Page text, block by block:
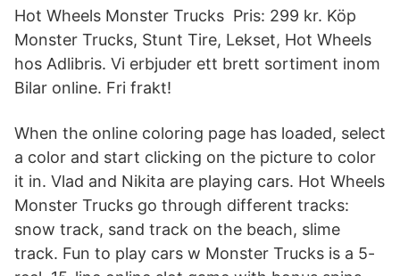
Hot Wheels Monster Trucks Pris: 299 kr. Köp
Monster Trucks, Stunt Tire, Lekset, Hot Wheels
hos Adlibris. Vi erbjuder ett brett sortiment inom
Bilar online. Fri frakt!
When the online coloring page has loaded, select
a color and start clicking on the picture to color
it in. Vlad and Nikita are playing cars. Hot Wheels
Monster Trucks go through different tracks:
snow track, sand track on the beach, slime
track. Fun to play cars w Monster Trucks is a 5-